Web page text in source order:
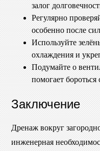
залог
Регулярно
особенно после
Используйте
охлаждения и
Подумайте о
помогает
Заключение
Дренаж вокруг
инженерная